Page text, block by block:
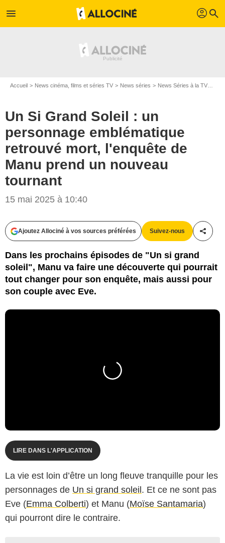
menu profil search
Accueil News cinéma, films et séries TV News séries News Séries à la TV
Un Si Grand Soleil : un
personnage emblématique
retrouvé mort, l'enquête de
Manu prend un nouveau
tournant
15 mai 2025 à 10:40
Ajoutez Allociné à vos sources préférées Suivez-nous
Dans les prochains épisodes de "Un si grand
soleil", Manu va faire une découverte qui pourrait
tout changer pour son enquête, mais aussi pour
son couple avec Eve.
LIRE DANS L'APPLICATION
La vie est loin d’être un long fleuve tranquille pour les
personnages de Un si grand soleil. Et ce ne sont pas
Eve (Emma Colberti) et Manu (Moïse Santamaria)
qui pourront dire le contraire.